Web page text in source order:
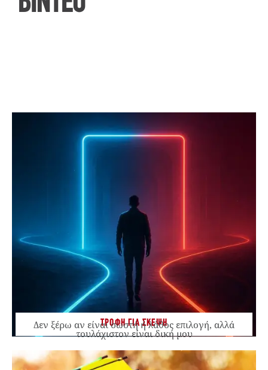
ΤΡΟΦΗ ΓΙΑ ΣΚΕΨΗ
Δεν ξέρω αν είναι σωστή ή λάθος επιλογή, αλλά
τουλάχιστον είναι δική μου